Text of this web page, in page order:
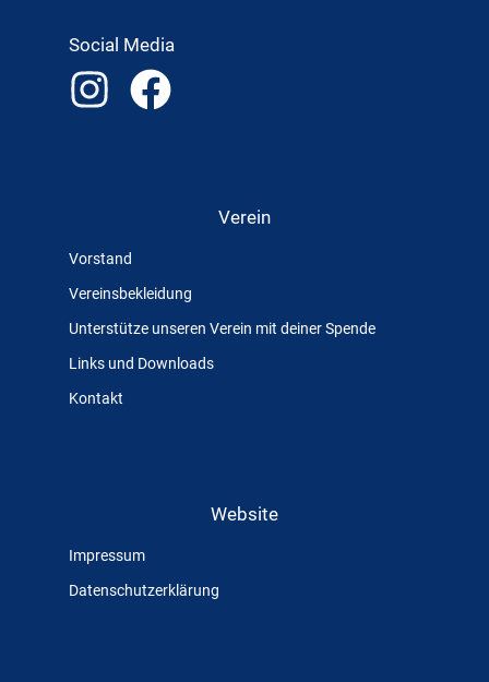
Social Media
Verein
Vorstand
Vereinsbekleidung
Unterstütze unseren Verein mit deiner Spende
Links und Downloads
Kontakt
Website
Impressum
Datenschutzerklärung